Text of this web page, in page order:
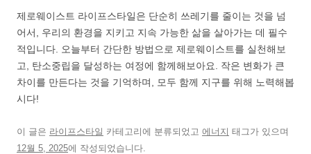
제로웨이스트 라이프스타일은 단순히 쓰레기를 줄이는 것을 넘
어서, 우리의 환경을 지키고 지속 가능한 삶을 살아가는 데 필수
적입니다. 오늘부터 간단한 방법으로 제로웨이스트를 실천해보
고, 탄소중립을 달성하는 여정에 함께해보아요. 작은 변화가 큰
차이를 만든다는 것을 기억하며, 모두 함께 지구를 위해 노력해봅
시다!
이 글은 라이프스타일 카테고리에 분류되었고 에너지 태그가 있으며
12월 5, 2025에 작성되었습니다.